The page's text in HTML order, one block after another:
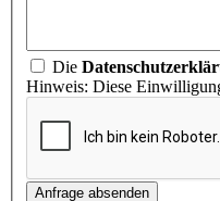
Die
Hinweis: Diese